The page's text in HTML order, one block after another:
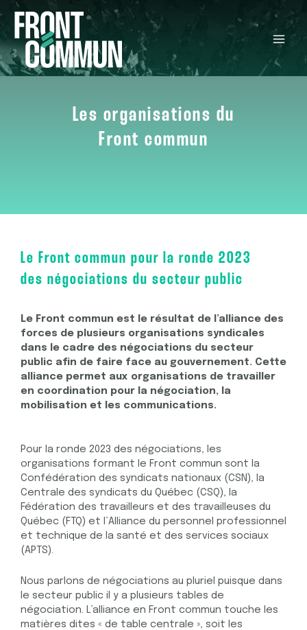
Les organisations du
Front commun
Le Front commun pour la ronde 2023
des négociations du secteur public
Le Front commun est le résultat de l’alliance des
forces de plusieurs organisations syndicales
dans le cadre des négociations du secteur
public afin de faire face au gouvernement. Cette
alliance permet aux organisations de travailler
en coordination pour la négociation, la
mobilisation et les communications.
Pour la ronde 2023 des négociations, les
organisations formant le Front commun sont la
Confédération des syndicats nationaux (CSN), la
Centrale des syndicats du Québec (CSQ), la
Fédération des travailleurs et des travailleuses du
Québec (FTQ) et l’Alliance du personnel professionnel
et technique de la santé et des services sociaux
(APTS).
Nous parlons de négociations au pluriel puisque dans
le secteur public il y a plusieurs tables de
négociation. L’alliance en Front commun touche les
matières dites « de table centrale », soit les